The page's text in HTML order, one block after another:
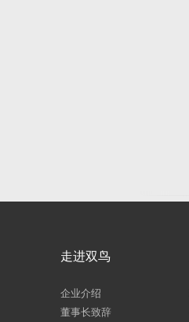
走进双鸟
企业介绍
董事长致辞